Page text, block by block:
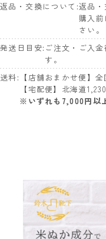
返品・交換について 返品
購入前
さい。
発送日目安 ご注文・ご入
す。
送料
【店舗おまかせ便】
【宅配便】北海道
※いずれも7,000円以